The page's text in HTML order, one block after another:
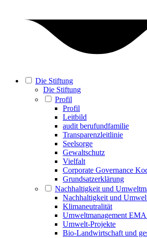
Die Stiftung
Die Stiftung
Profil
Profil
Leitbild
audit berufundfamilie
Transparenzleitlinie
Seelsorge
Gewaltschutz
Vielfalt
Corporate Governance
Grundsatzerklärung
Nachhaltigkeit und
Nachhaltigkeit und
Klimaneutralität
Umweltmanagement
Umwelt-Projekte
Bio-Landwirtschaft und